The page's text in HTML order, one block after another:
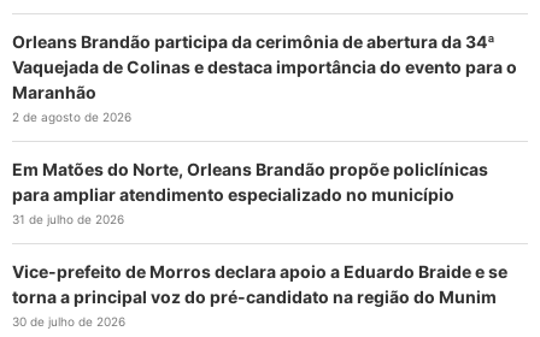
Orleans Brandão participa da cerimônia de abertura da 34ª
Vaquejada de Colinas e destaca importância do evento para o
Maranhão
2 de agosto de 2026
Em Matões do Norte, Orleans Brandão propõe policlínicas
para ampliar atendimento especializado no município
31 de julho de 2026
Vice-prefeito de Morros declara apoio a Eduardo Braide e se
torna a principal voz do pré-candidato na região do Munim
30 de julho de 2026